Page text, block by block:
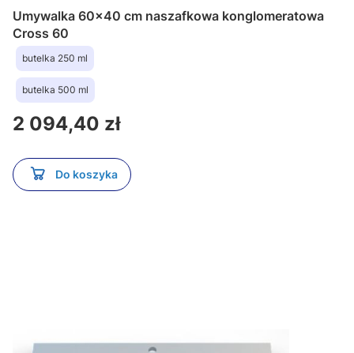
Umywalka 60x40 cm naszafkowa konglomeratowa
Cross 60
butelka 250 ml
butelka 500 ml
Cena
2 094,40 zł
Do koszyka